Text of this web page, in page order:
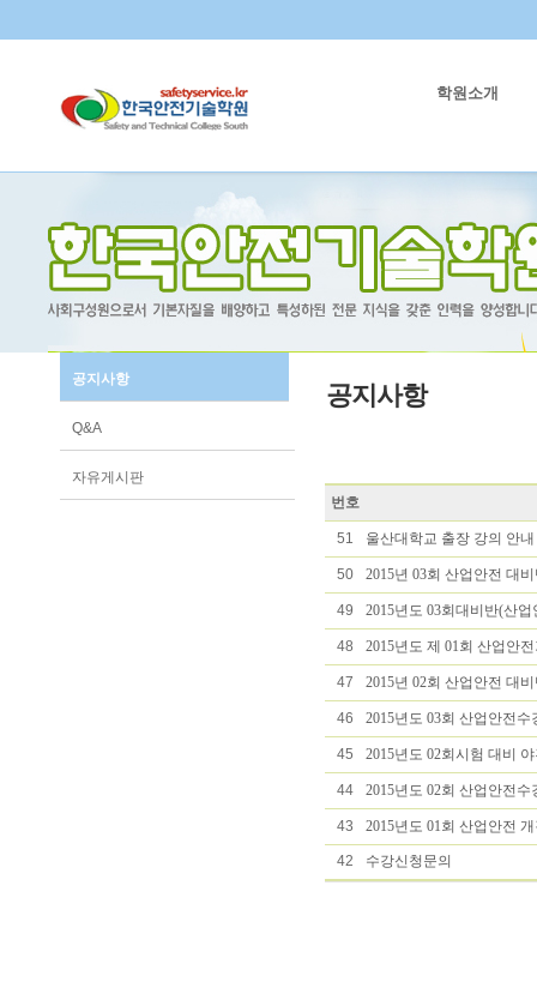
학원소개
공지사항
Q&A
자유게시판
공지사항
번호
51 울산대학교 출장 강의 안내
50 2015년 03회 산업안전 대
49 2015년도 03회대비반(산
48 2015년도 제 01회 산업안
47 2015년 02회 산업안전 대
46 2015년도 03회 산업안전수
45 2015년도 02회시험 대비
44 2015년도 02회 산업안전수
43 2015년도 01회 산업안전
42 수강신청문의